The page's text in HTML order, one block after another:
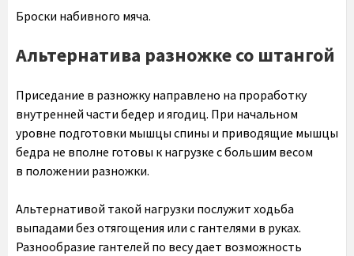
Броски набивного мяча.
Альтернатива разножке со штангой
Приседание в разножку направлено на проработку
внутренней части бедер и ягодиц. При начальном
уровне подготовки мышцы спины и приводящие мышцы
бедра не вполне готовы к нагрузке с большим весом
в положении разножки.
Альтернативой такой нагрузки послужит ходьба
выпадами без отягощения или с гантелями в руках.
Разнообразие гантелей по весу дает возможность